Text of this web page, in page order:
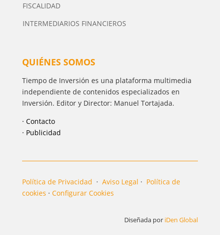
FISCALIDAD
INTERMEDIARIOS FINANCIEROS
QUIÉNES SOMOS
Tiempo de Inversión es una plataforma multimedia
independiente de contenidos especializados en
Inversión. Editor y Director: Manuel Tortajada.
· Contacto
· Publicidad
Política de Privacidad · Aviso Legal · Política de
cookies · Configurar Cookies
Diseñada por iDen Global